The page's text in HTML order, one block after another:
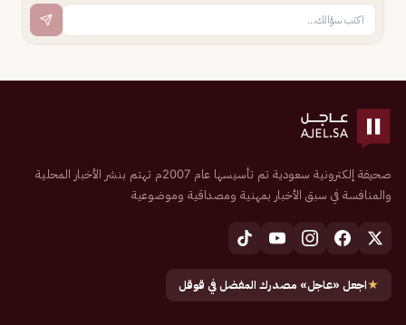
صحيفة إلكترونية سعودية تم تأسيسها عام 2007م تهتم بنشر الأخبار المحلية
والمنافسة في سبق الأخبار بمهنية ومصداقية وموضوعية
★اجعل «عاجل» مصدرك المفضل في قوقل